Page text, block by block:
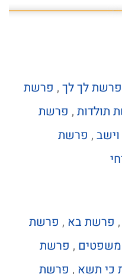
פרשת לך לך , פרשת
תולדות , פרשת
, פרשת
, פרשת בא , פרשת
, פרשת
כי תשא , פרשת